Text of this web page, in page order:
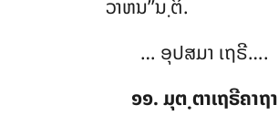
ວາຫນ’’ນ຺ຕິ.
… ອຸປສມາ ເຖຣີ….
໑໑. ມຸຕ຺ຕາເຖຣີຄາຖາ